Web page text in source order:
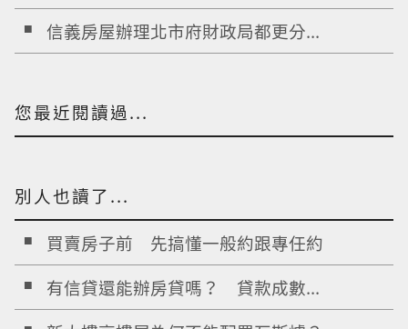
信義房屋辦理北市府財政局都更分...
您最近閱讀過...
別人也讀了...
買賣房子前 先搞懂一般約跟專任約
有信貸還能辦房貸嗎？ 貸款成數...